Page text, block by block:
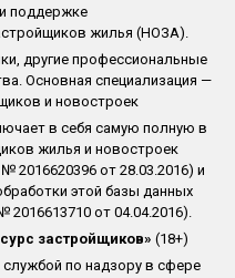
поддержке
жилья (НОЗА).
другие профессиональные
Основная специализация —
и новостроек
в себя самую полную в
жилья и новостроек
2016620396 от 28.03.2016) и
этой базы данных
2016613710 от 04.04.2016).
застройщиков» (18+)
по надзору в сфере